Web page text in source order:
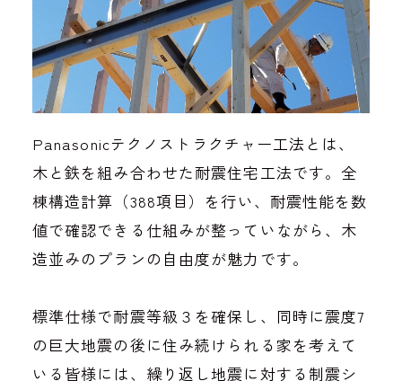
Panasonicテクノストラクチャー工法とは、
木と鉄を組み合わせた耐震住宅工法です。全
棟構造計算（388項目）を行い、耐震性能を数
値で確認できる仕組みが整っていながら、木
造並みのプランの自由度が魅力です。
標準仕様で耐震等級３を確保し、同時に震度7
の巨大地震の後に住み続けられる家を考えて
いる皆様には、繰り返し地震に対する制震シ